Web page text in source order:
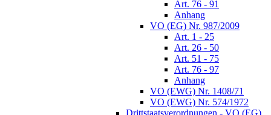
Art. 76 - 91
Anhang
VO (EG) Nr. 987/2009
Art. 1 - 25
Art. 26 - 50
Art. 51 - 75
Art. 76 - 97
Anhang
VO (EWG) Nr. 1408/71
VO (EWG) Nr. 574/1972
Drittstaatsverordnungen - VO (EG)